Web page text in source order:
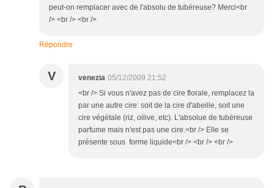
peut-on remplacer avec de l'absolu de tubéreuse? Merci<br
/> <br /> <br />
Répondre
V venezia 05/12/2009 21:52
<br /> Si vous n'avez pas de cire florale, remplacez la
par une autre cire: soit de la cire d'abeille, soit une
cire végétale (riz, oilive, etc). L'absolue de tubéreuse
parfume mais n'est pas une cire.<br /> Elle se
présente sous forme liquide<br /> <br /> <br />